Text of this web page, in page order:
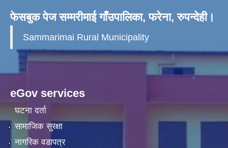
फेसबुक पेज सम्मरीमाई गाँउपालिका, फरेना, रुपन्देही।
Sammarimai Rural Municipality
eGov services
घटना दर्ता
सामाजिक सुरक्षा
नागरिक वडापत्र